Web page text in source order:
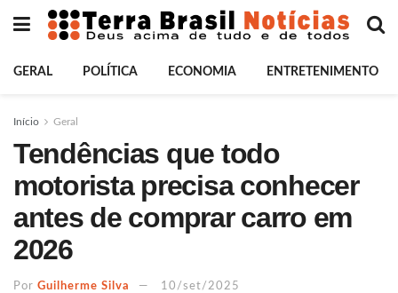
GERAL POLÍTICA ECONOMIA ENTRETENIMENTO
Início Geral
Tendências que todo
motorista precisa conhecer
antes de comprar carro em
2026
Por Guilherme Silva 10/set/2025